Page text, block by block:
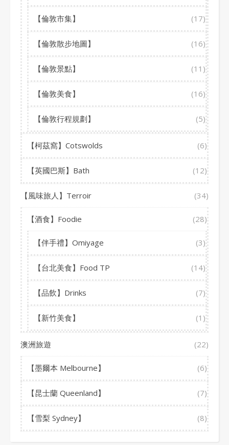
【倫敦市集】 (17)
【倫敦散步地圖】 (16)
【倫敦景點】 (11)
【倫敦美食】 (16)
【倫敦行程規劃】 (5)
【柯茲窩】Cotswolds (6)
【英國巴斯】Bath (12)
【風味旅人】Terroir (34)
【酒食】Foodie (28)
【伴手禮】Omiyage (3)
【台北美食】Food TP (14)
【品飲】Drinks (7)
【新竹美食】 (1)
澳洲旅遊 (22)
【墨爾本 Melbourne】 (6)
【昆士蘭 Queenland】 (7)
【雪梨 Sydney】 (8)